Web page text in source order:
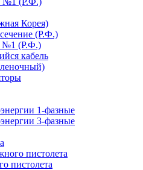
Корея)
(Р.Ф.)
№1 (Р.Ф.)
кабель
1-фазные
3-фазные
пистолета
пистолета